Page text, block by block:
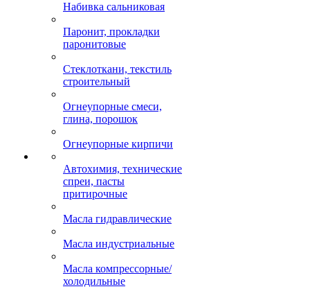
Набивка сальниковая
Паронит, прокладки
паронитовые
Стеклоткани, текстиль
строительный
Огнеупорные смеси,
глина, порошок
Огнеупорные кирпичи
Автохимия, технические
спреи, пасты
притирочные
Масла гидравлические
Масла индустриальные
Масла компрессорные/
холодильные